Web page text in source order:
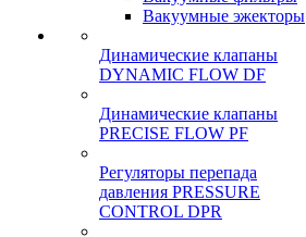
Вакуумные эжекторы
Динамические клапаны
DYNAMIC FLOW DF
Динамические клапаны
PRECISE FLOW PF
Регуляторы перепада
давления PRESSURE
CONTROL DPR